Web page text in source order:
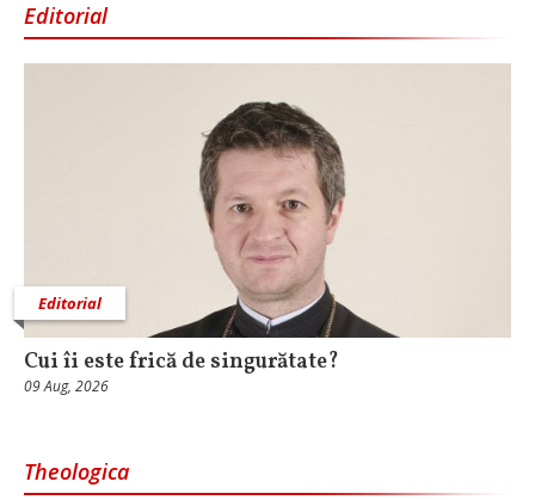
Editorial
Editorial
Cui îi este frică de singurătate?
09 Aug, 2026
Theologica